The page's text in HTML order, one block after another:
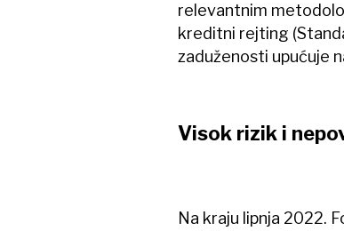
relevantnim
kreditni rejting
zaduženosti upućuje
Visok rizik i
Na kraju lipnja 2022.